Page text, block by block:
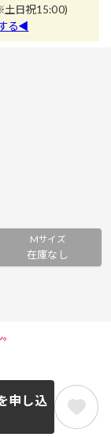
日祝15:00)
る◀
Mサイズ
在庫なし
申し込